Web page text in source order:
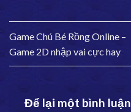
Game Chú Bé Rồng Online –
Game 2D nhập vai cực hay
Để lại một bình luận